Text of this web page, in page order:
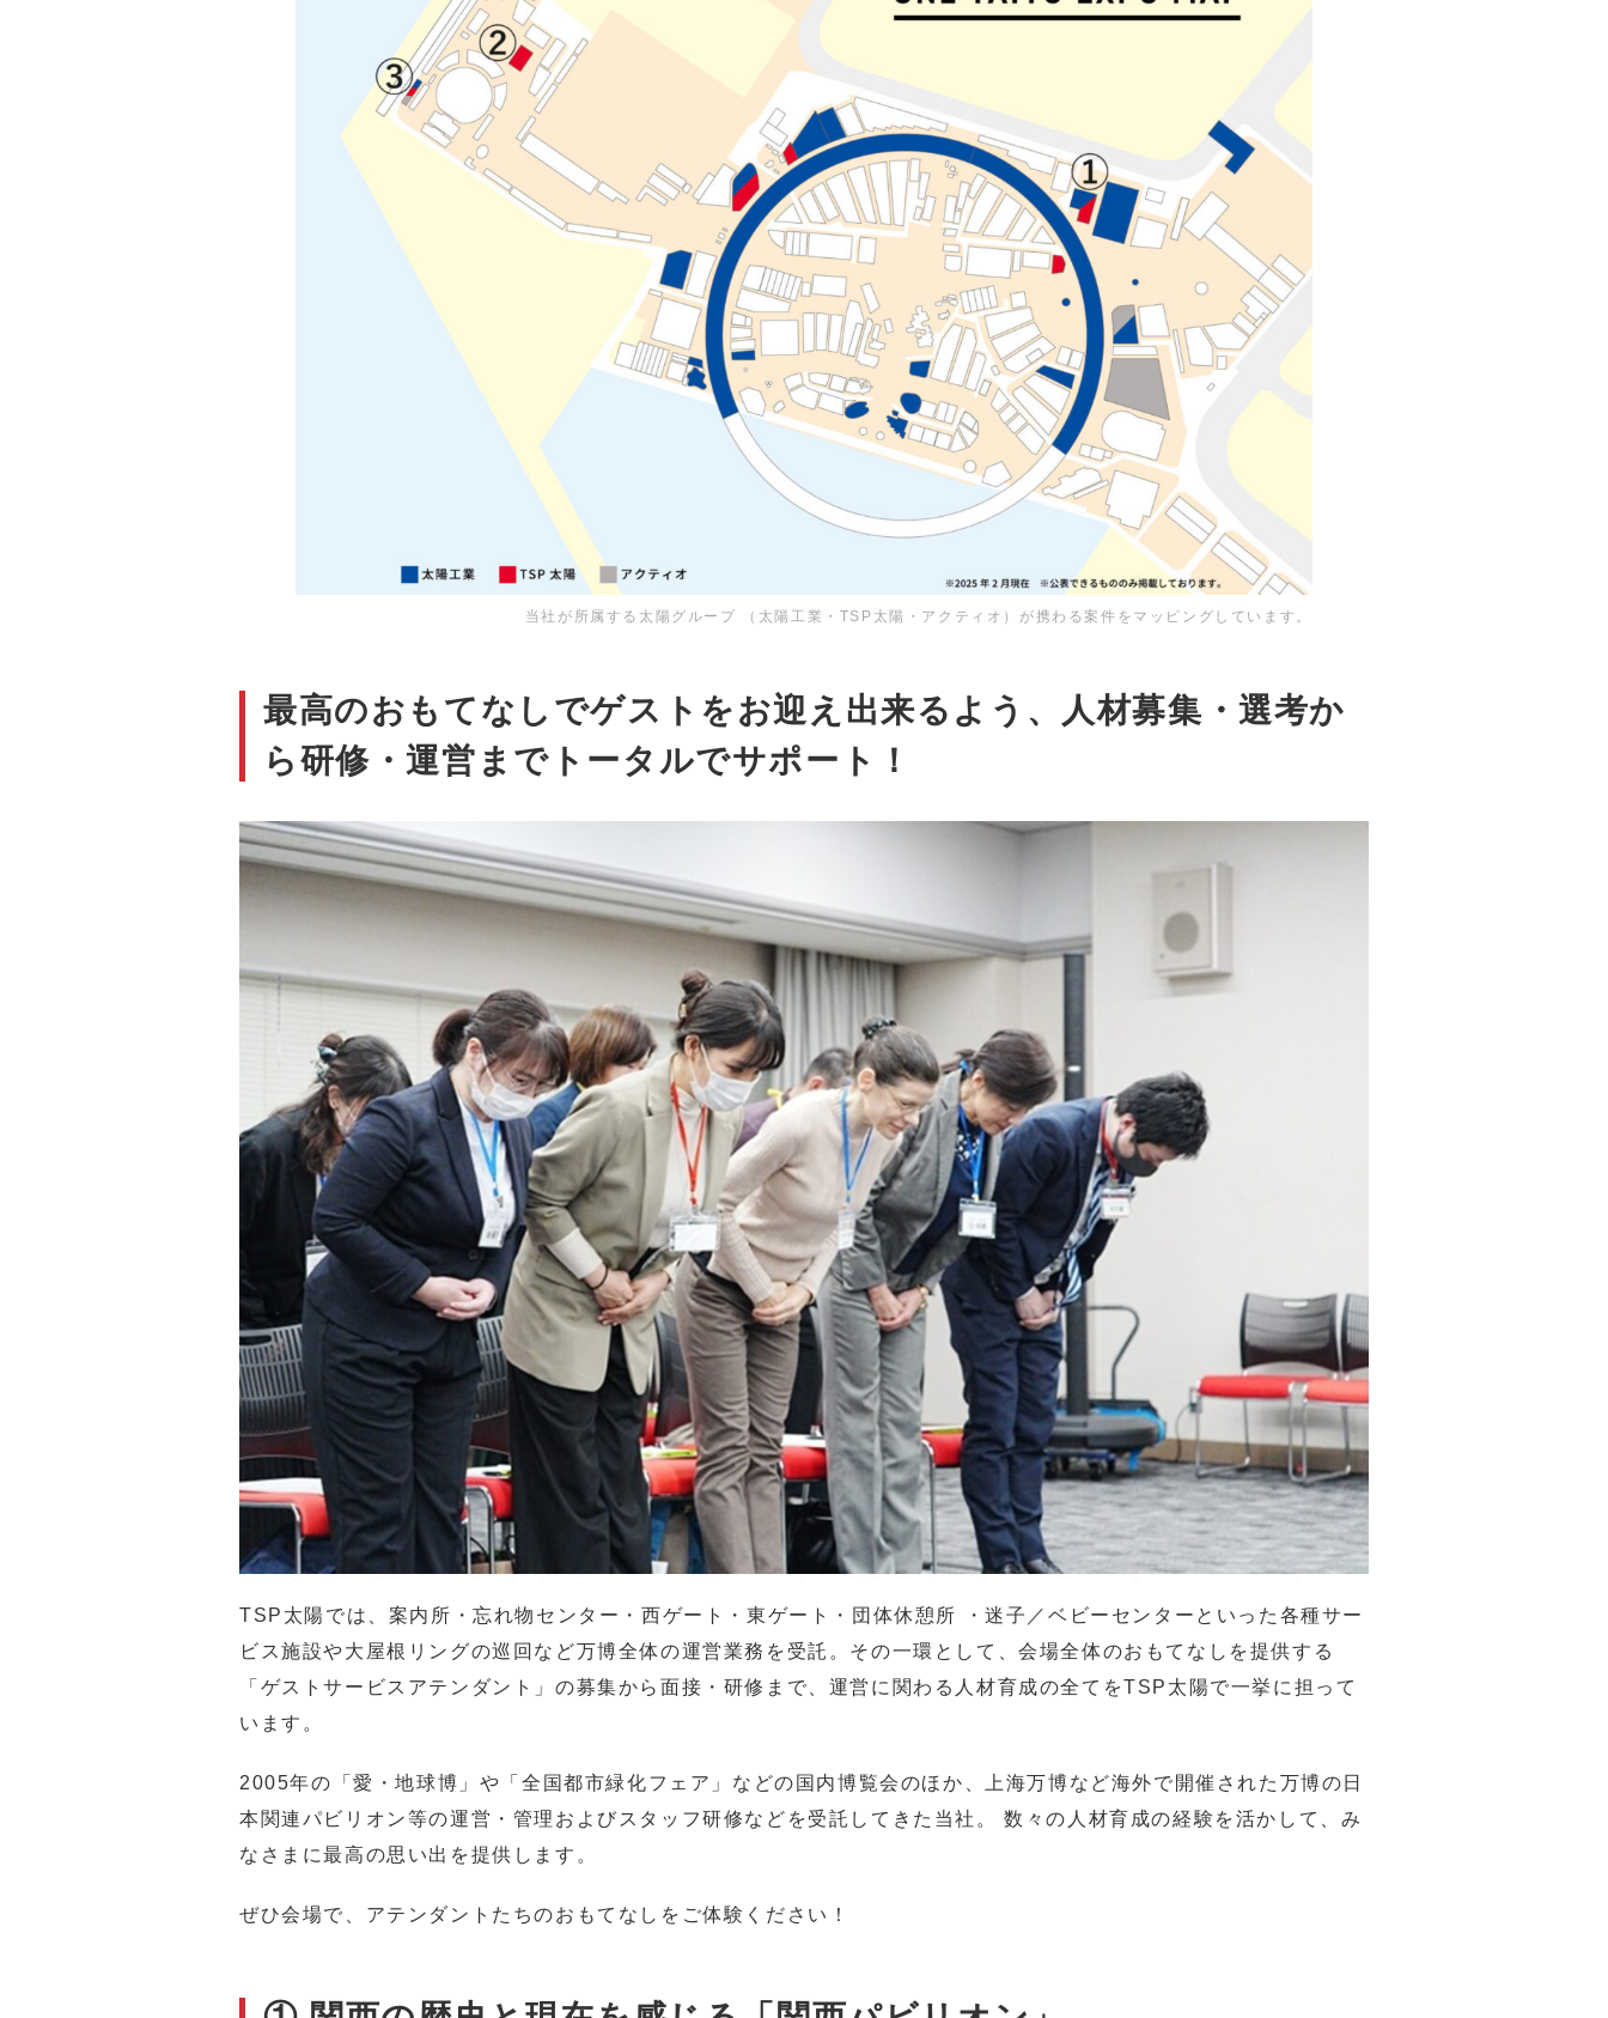
当社が所属する太陽グループ （太陽工業・TSP太陽・アクティオ）が携わる案件をマッピングしています。
最高のおもてなしでゲストをお迎え出来るよう、人材募集・選考か
ら研修・運営までトータルでサポート！
TSP太陽では、案内所・忘れ物センター・西ゲート・東ゲート・団体休憩所 ・迷子／ベビーセンターといった各種サー
ビス施設や大屋根リングの巡回など万博全体の運営業務を受託。その一環として、会場全体のおもてなしを提供する
「ゲストサービスアテンダント」の募集から面接・研修まで、運営に関わる人材育成の全てをTSP太陽で一挙に担って
います。
2005年の「愛・地球博」や「全国都市緑化フェア」などの国内博覧会のほか、上海万博など海外で開催された万博の日
本関連パビリオン等の運営・管理およびスタッフ研修などを受託してきた当社。 数々の人材育成の経験を活かして、み
なさまに最高の思い出を提供します。
ぜひ会場で、アテンダントたちのおもてなしをご体験ください！